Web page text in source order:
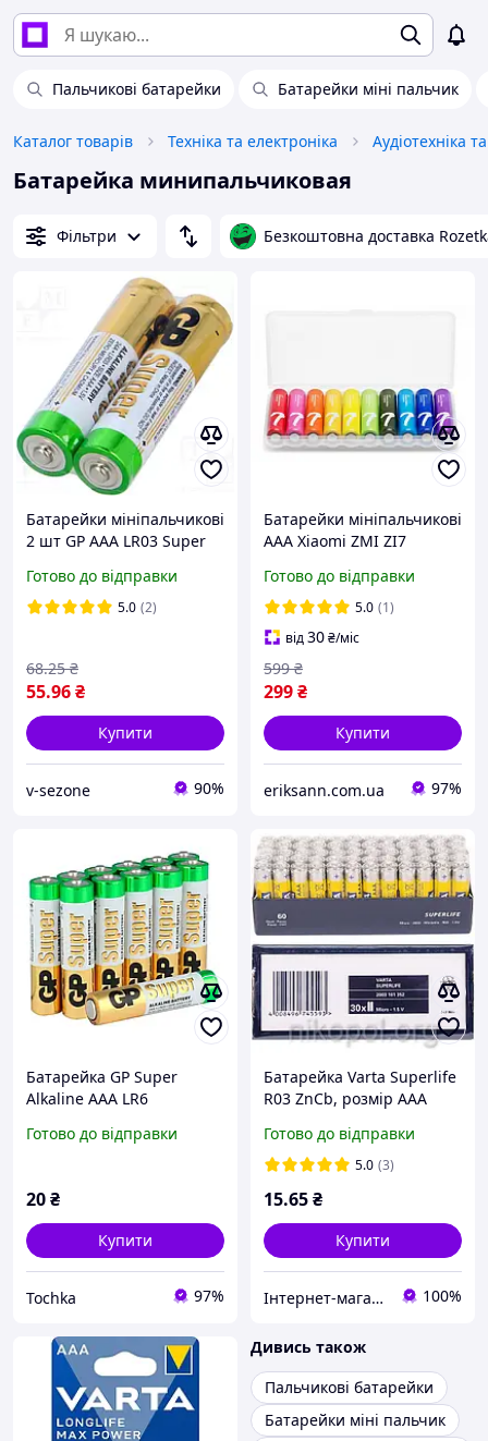
Пальчикові батарейки Батарейки міні пальчик
Каталог товарів Техніка та електроніка Аудіотехніка
Батарейка минипальчиковая
Фільтри Безкоштовна доставка
Батарейки мініпальчикові
2 шт GP AAA LR03 Super
Готово до відправки
5.0 (2)
55.96₴
68.25 ₴
Купити
v-sezone 90%
Батарейки мініпальчикові
AAA Xiaomi ZMI ZI7
LR03 1.5V 10 шт
Готово до відправки
5.0 (1)
від30₴/міс
299₴
599 ₴
Купити
eriksann.com.ua 97%
Батарейка GP Super
Alkaline ААA LR6
батарейка Висока ємність
Готово до відправки
20₴
Купити
Tochka 97%
Батарейка Varta Superlife
R03 ZnCb, розмір ААА
спайці
Готово до відправки
5.0 (3)
15.65₴
Купити
Інтернет-магазин NikopoL - канцтовари для школи та офісу 100%
Дивись також
Пальчикові батарейки
Батарейки міні пальчик